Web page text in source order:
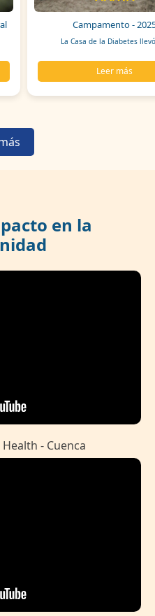
Campamento -
La Casa de la Diabetes
Leer más
en la
- Cuenca